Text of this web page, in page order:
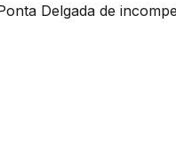
Delgada de